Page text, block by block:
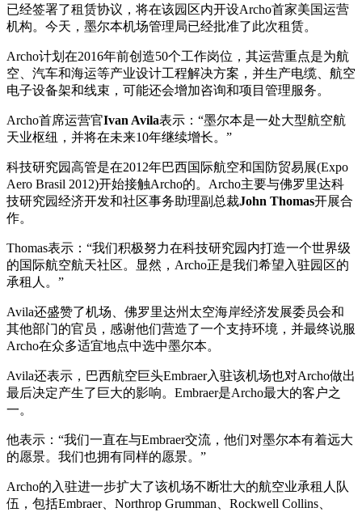
已经签署了租赁协议，将在该园区内开设Archo首家美国运营
机构。今天，墨尔本机场管理局已经批准了此次租赁。
Archo计划在2016年前创造50个工作岗位，其运营重点是为航
空、汽车和海运等产业设计工程解决方案，并生产电缆、航空
电子设备架和线束，可能还会增加咨询和项目管理服务。
Archo首席运营官Ivan Avila表示：“墨尔本是一处大型航空航
天业枢纽，并将在未来10年继续增长。”
科技研究园高管是在2012年巴西国际航空和国防贸易展(Expo
Aero Brasil 2012)开始接触Archo的。Archo主要与佛罗里达科
技研究园经济开发和社区事务助理副总裁John Thomas开展合
作。
Thomas表示：“我们积极努力在科技研究园内打造一个世界级
的国际航空航天社区。显然，Archo正是我们希望入驻园区的
承租人。”
Avila还盛赞了机场、佛罗里达州太空海岸经济发展委员会和
其他部门的官员，感谢他们营造了一个支持环境，并最终说服
Archo在众多适宜地点中选中墨尔本。
Avila还表示，巴西航空巨头Embraer入驻该机场也对Archo做出
最后决定产生了巨大的影响。Embraer是Archo最大的客户之
一。
他表示：“我们一直在与Embraer交流，他们对墨尔本有着远大
的愿景。我们也拥有同样的愿景。”
Archo的入驻进一步扩大了该机场不断壮大的航空业承租人队
伍，包括Embraer、Northrop Grumman、Rockwell Collins、